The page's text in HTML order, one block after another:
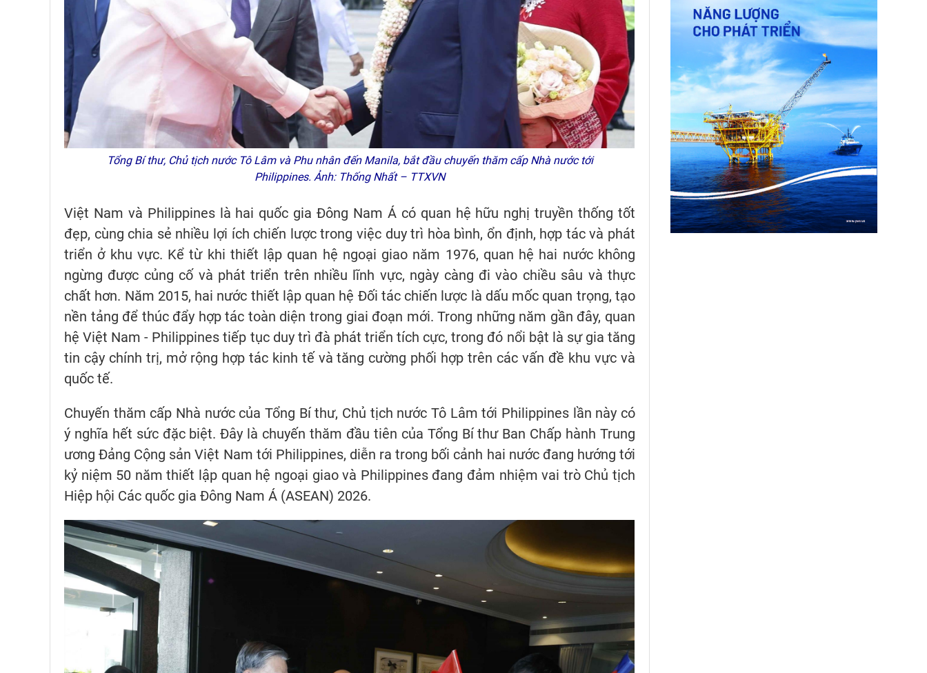
Tổng Bí thư, Chủ tịch nước Tô Lâm và Phu nhân đến Manila, bắt đầu chuyến thăm cấp Nhà nước tới
Philippines. Ảnh: Thống Nhất – TTXVN
Việt Nam và Philippines là hai quốc gia Đông Nam Á có quan hệ hữu nghị truyền thống tốt
đẹp, cùng chia sẻ nhiều lợi ích chiến lược trong việc duy trì hòa bình, ổn định, hợp tác và phát
triển ở khu vực. Kể từ khi thiết lập quan hệ ngoại giao năm 1976, quan hệ hai nước không
ngừng được củng cố và phát triển trên nhiều lĩnh vực, ngày càng đi vào chiều sâu và thực
chất hơn. Năm 2015, hai nước thiết lập quan hệ Đối tác chiến lược là dấu mốc quan trọng, tạo
nền tảng để thúc đẩy hợp tác toàn diện trong giai đoạn mới. Trong những năm gần đây, quan
hệ Việt Nam - Philippines tiếp tục duy trì đà phát triển tích cực, trong đó nổi bật là sự gia tăng
tin cậy chính trị, mở rộng hợp tác kinh tế và tăng cường phối hợp trên các vấn đề khu vực và
quốc tế.
Chuyến thăm cấp Nhà nước của Tổng Bí thư, Chủ tịch nước Tô Lâm tới Philippines lần này có
ý nghĩa hết sức đặc biệt. Đây là chuyến thăm đầu tiên của Tổng Bí thư Ban Chấp hành Trung
ương Đảng Cộng sản Việt Nam tới Philippines, diễn ra trong bối cảnh hai nước đang hướng tới
kỷ niệm 50 năm thiết lập quan hệ ngoại giao và Philippines đang đảm nhiệm vai trò Chủ tịch
Hiệp hội Các quốc gia Đông Nam Á (ASEAN) 2026.